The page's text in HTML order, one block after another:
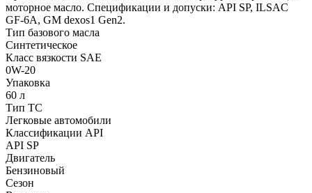
моторное масло. Спецификации и допуски: API SP, ILSAC
GF-6A, GM dexos1 Gen2.
Тип базового масла
Синтетическое
Класс вязкости SAE
0W-20
Упаковка
60 л
Тип ТС
Легковые автомобили
Классификации API
API SP
Двигатель
Бензиновый
Сезон